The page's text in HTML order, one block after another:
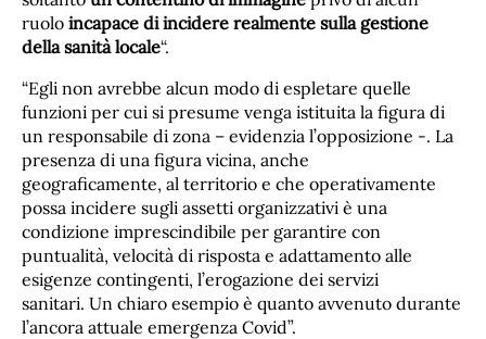
ruolo incapace di incidere realmente sulla gestione
della sanità locale“.
“Egli non avrebbe alcun modo di espletare quelle
funzioni per cui si presume venga istituita la figura di
un responsabile di zona – evidenzia l’opposizione -. La
presenza di una figura vicina, anche
geograficamente, al territorio e che operativamente
possa incidere sugli assetti organizzativi è una
condizione imprescindibile per garantire con
puntualità, velocità di risposta e adattamento alle
esigenze contingenti, l’erogazione dei servizi
sanitari. Un chiaro esempio è quanto avvenuto durante
l’ancora attuale emergenza Covid”.